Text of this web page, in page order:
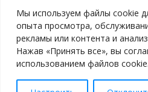
Мы используем файлы cookie
опыта просмотра,
рекламы или контента и
Нажав «Принять все», вы
использованием файлов cookie.
© 2000-2026,
Политика
YouTube